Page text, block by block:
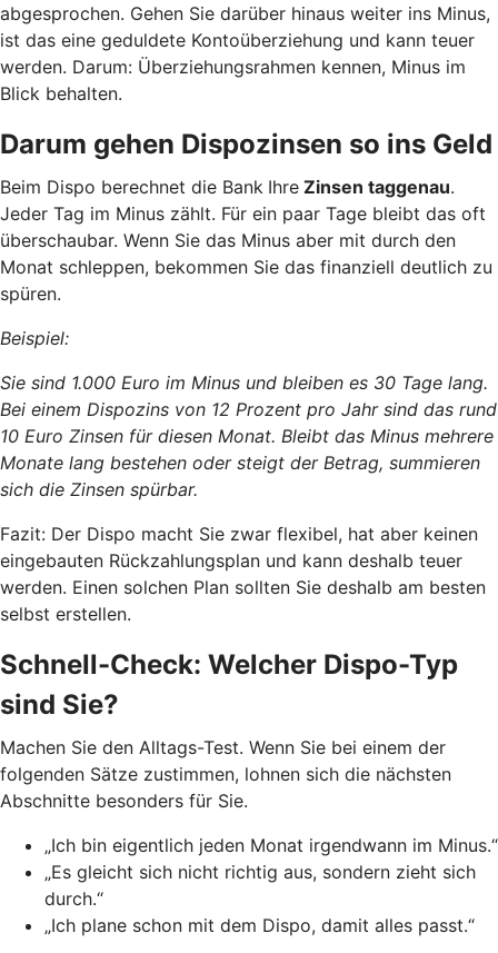
abgesprochen. Gehen Sie darüber hinaus weiter ins Minus,
ist das eine geduldete Kontoüberziehung und kann teuer
werden. Darum: Überziehungsrahmen kennen, Minus im
Blick behalten.
Darum gehen Dispozinsen so ins Geld
Beim Dispo berechnet die Bank Ihre Zinsen taggenau.
Jeder Tag im Minus zählt. Für ein paar Tage bleibt das oft
überschaubar. Wenn Sie das Minus aber mit durch den
Monat schleppen, bekommen Sie das finanziell deutlich zu
spüren.
Beispiel:
Sie sind 1.000 Euro im Minus und bleiben es 30 Tage lang.
Bei einem Dispozins von 12 Prozent pro Jahr sind das rund
10 Euro Zinsen für diesen Monat. Bleibt das Minus mehrere
Monate lang bestehen oder steigt der Betrag, summieren
sich die Zinsen spürbar.
Fazit: Der Dispo macht Sie zwar flexibel, hat aber keinen
eingebauten Rückzahlungsplan und kann deshalb teuer
werden. Einen solchen Plan sollten Sie deshalb am besten
selbst erstellen.
Schnell-Check: Welcher Dispo-Typ
sind Sie?
Machen Sie den Alltags-Test. Wenn Sie bei einem der
folgenden Sätze zustimmen, lohnen sich die nächsten
Abschnitte besonders für Sie.
„Ich bin eigentlich jeden Monat irgendwann im Minus.“
„Es gleicht sich nicht richtig aus, sondern zieht sich
durch.“
„Ich plane schon mit dem Dispo, damit alles passt.“